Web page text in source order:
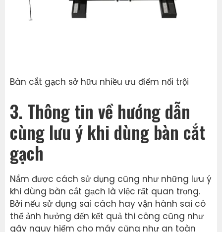
Bàn cắt gạch sở hữu nhiều ưu điểm nổi trội
3. Thông tin về hướng dẫn
cùng lưu ý khi dùng bàn cắt
gạch
Nắm được cách sử dụng cũng như những lưu ý
khi dùng bàn cắt gạch là việc rất quan trọng.
Bởi nếu sử dụng sai cách hay vận hành sai có
thể ảnh hưởng đến kết quả thi công cũng như
gây nguy hiểm cho máy cũng như an toàn